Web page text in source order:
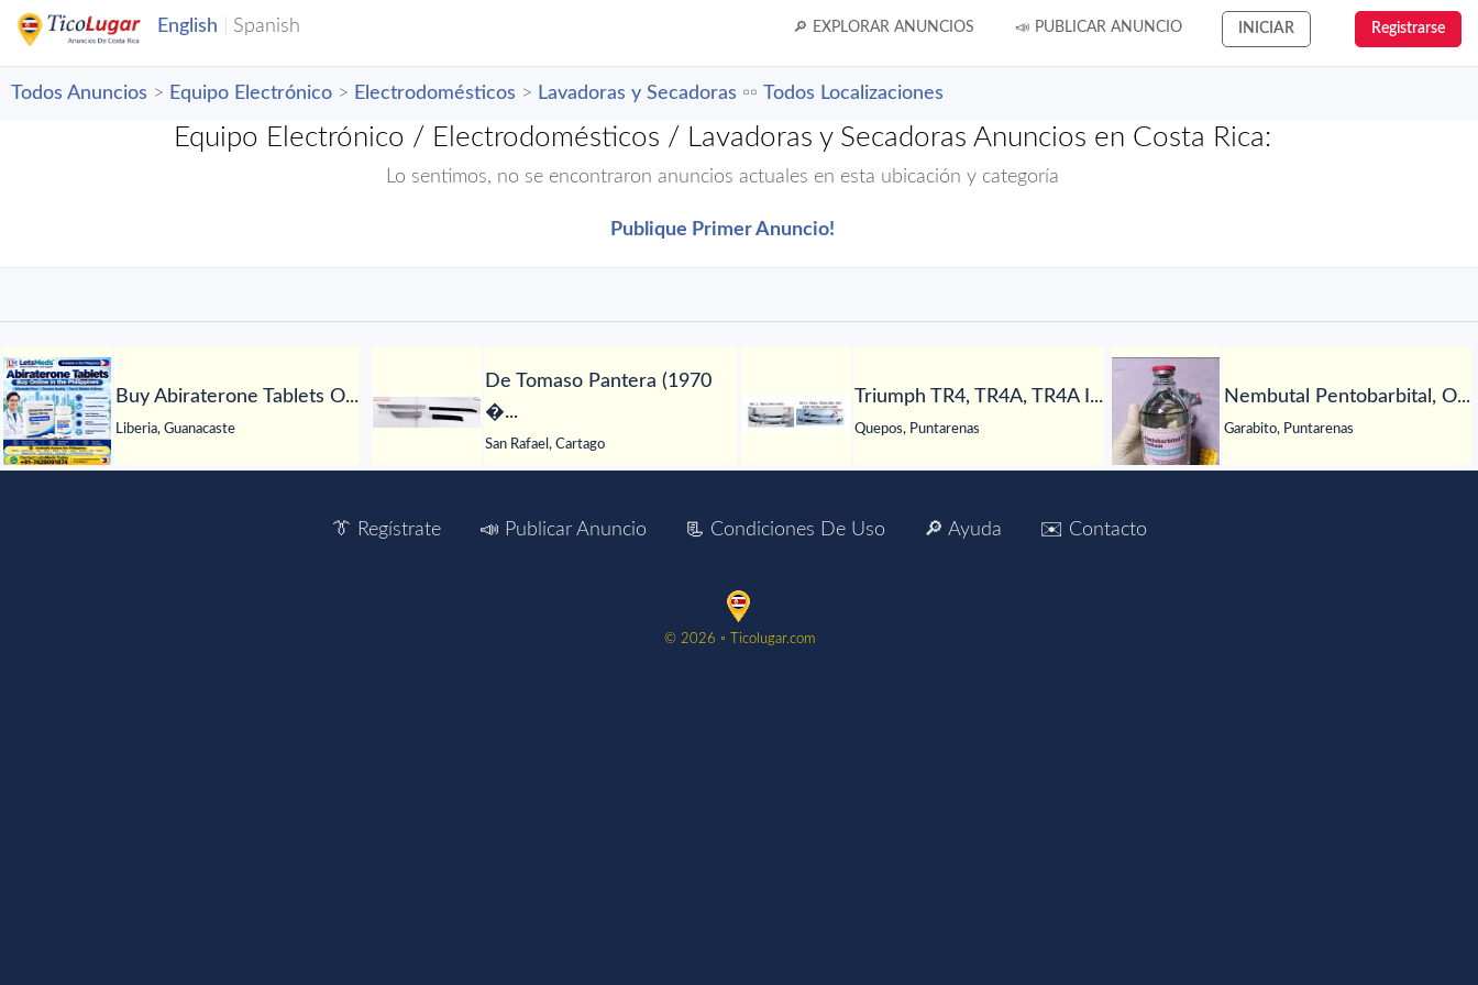
🔎 EXPLORAR ANUNCIOS 📣 PUBLICAR ANUNCIO INICIAR Registrarse
Todos Anuncios > Equipo Electrónico > Electrodomésticos > Lavadoras y Secadoras ▫️▫️ Todos Localizaciones
Equipo Electrónico / Electrodomésticos / Lavadoras y Secadoras Anuncios en Costa Rica:
Lo sentimos, no se encontraron anuncios actuales en esta ubicación y categoría
Publique Primer Anuncio!
Buy Abiraterone Tablets O...
Liberia, Guanacaste
De Tomaso Pantera (1970
�...
San Rafael, Cartago
Triumph TR4, TR4A, TR4A I...
Quepos, Puntarenas
Nembutal Pentobarbital, O...
Garabito, Puntarenas
👔 Regístrate 📣 Publicar Anuncio 📃 Condiciones De Uso 🔎 Ayuda ✉️ Contacto
©️ 2026 ▫️ Ticolugar.com